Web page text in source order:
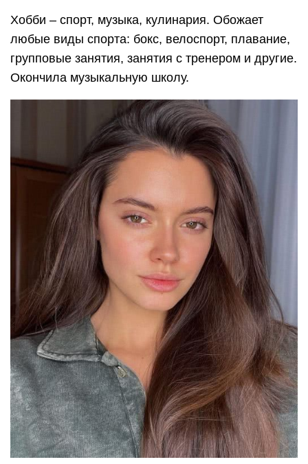
Хобби – спорт, музыка, кулинария. Обожает
любые виды спорта: бокс, велоспорт, плавание,
групповые занятия, занятия с тренером и другие.
Окончила музыкальную школу.